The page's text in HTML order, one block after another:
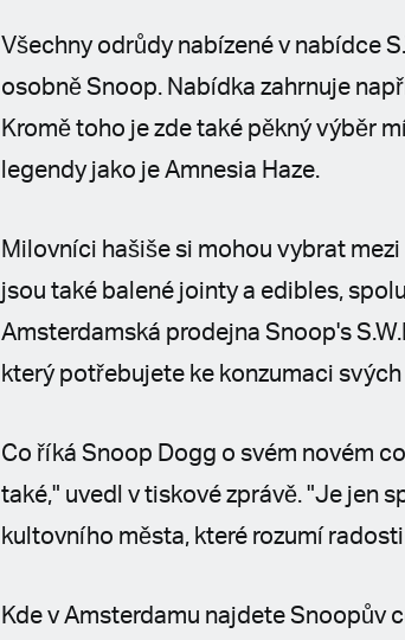
Všechny odrůdy nabízené v nabídce
osobně Snoop. Nabídka zahrnuje
Kromě toho je zde také pěkný výběr
legendy jako je Amnesia Haze.
Milovníci hašiše si mohou vybrat mezi
jsou také balené jointy a edibles,
Amsterdamská prodejna Snoop's
který potřebujete ke konzumaci
Co říká Snoop Dogg o svém novém
také," uvedl v tiskové zprávě. "Je jen
kultovního města, které rozumí
Kde v Amsterdamu najdete Snoopův